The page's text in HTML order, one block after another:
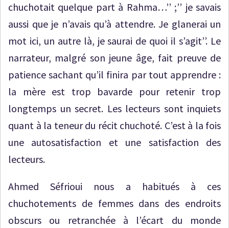
chuchotait quelque part à Rahma…’’ ;’’ je savais
aussi que je n’avais qu’à attendre. Je glanerai un
mot ici, un autre là, je saurai de quoi il s’agit’’. Le
narrateur, malgré son jeune âge, fait preuve de
patience sachant qu’il finira par tout apprendre :
la mère est trop bavarde pour retenir trop
longtemps un secret. Les lecteurs sont inquiets
quant à la teneur du récit chuchoté. C’est à la fois
une autosatisfaction et une satisfaction des
lecteurs.
Ahmed Séfrioui nous a habitués à ces
chuchotements de femmes dans des endroits
obscurs ou retranchée à l’écart du monde